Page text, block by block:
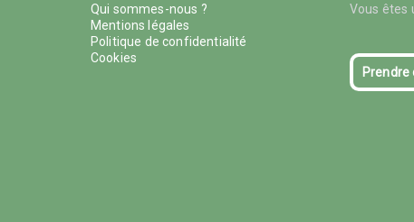
Qui sommes-nous ?
Mentions légales
Politique de confidentialité
Cookies
Vous êtes
Prendre